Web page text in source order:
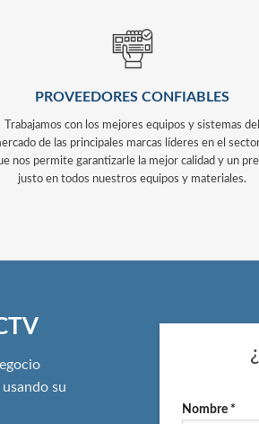
PROVEEDORES CONFIABLES
Trabajamos con los mejores equipos y sistemas del
de las principales marcas líderes en el
nos permite garantizarle la mejor calidad y un
justo en todos nuestros equipos y materiales.
su
Nombre *